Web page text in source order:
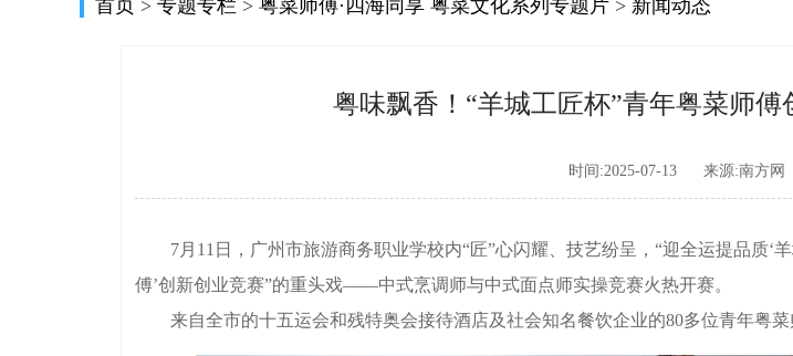
首页 > 专题专栏 > 粤菜师傅·四海同享 粤菜文化系列专题片 > 新闻动态
粤味飘香！“羊城工匠杯”青年粤菜师
时间:2025-07-13 来源:南方网
7月11日，广州市旅游商务职业学校内“匠”心闪耀、技艺纷呈，“迎全运提品质‘
傅’创新创业竞赛”的重头戏——中式烹调师与中式面点师实操竞赛火热开赛。
来自全市的十五运会和残特奥会接待酒店及社会知名餐饮企业的80多位青年粤菜